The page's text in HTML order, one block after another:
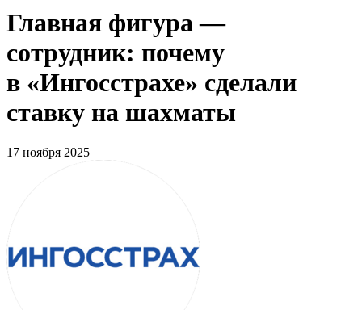
Главная фигура —
сотрудник: почему
в «Ингосстрахе» сделали
ставку на шахматы
17 ноября 2025